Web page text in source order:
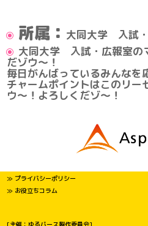
所属： 大同大学 入試
大同大学 入試・広報室の
だゾウ～！
毎日がんばっているみんなを
チャームポイントはこのリー
ウ～！よろしくだゾ～！
≫ プライバシーポリシー
≫ お役立ちコラム
[主催：ゆるバース製作委員会]